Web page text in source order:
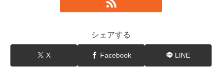
シェアする
X Facebook LINE